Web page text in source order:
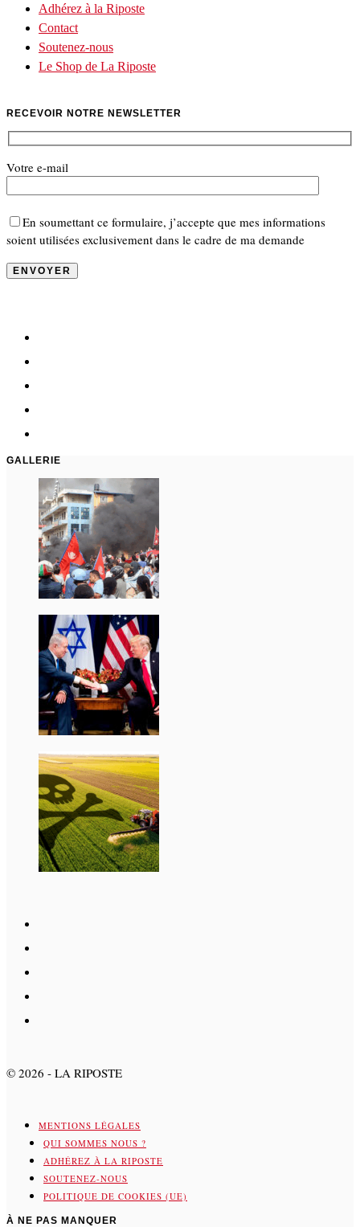
Adhérez à la Riposte
Contact
Soutenez-nous
Le Shop de La Riposte
RECEVOIR NOTRE NEWSLETTER
Votre e-mail
En soumettant ce formulaire, j’accepte que mes informations
soient utilisées exclusivement dans le cadre de ma demande
GALLERIE
© 2026 - LA RIPOSTE
MENTIONS LÉGALES
QUI SOMMES NOUS ?
ADHÉREZ À LA RIPOSTE
SOUTENEZ-NOUS
POLITIQUE DE COOKIES (UE)
À NE PAS MANQUER